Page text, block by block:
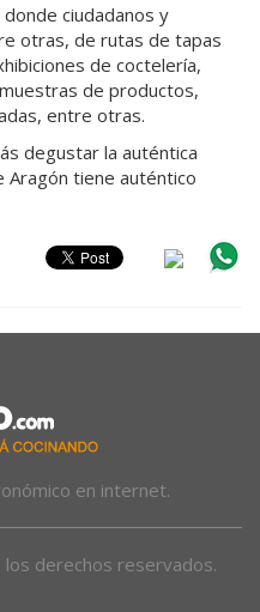
ciudadanos y
otras, de rutas de tapas
de coctelería,
de productos,
entre otras.
degustar la auténtica
Aragón tiene auténtico
en internet.
derechos reservados.